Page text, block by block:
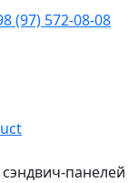
(97) 572-08-08
панелей